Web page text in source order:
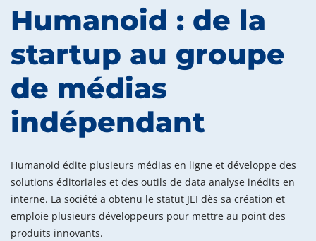
Humanoid : de la
startup au groupe
de médias
indépendant
Humanoid édite plusieurs médias en ligne et développe des
solutions éditoriales et des outils de data analyse inédits en
interne. La société a obtenu le statut JEI dès sa création et
emploie plusieurs développeurs pour mettre au point des
produits innovants.